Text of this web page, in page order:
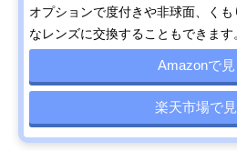
オプションで度付きや非球面、く
なレンズに交換することもできます
Amazonで見
楽天市場で